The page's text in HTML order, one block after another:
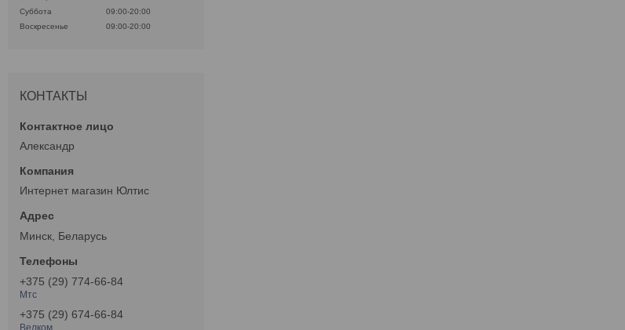
Суббота
09:00-20:00
Воскресенье
09:00-20:00
КОНТАКТЫ
Александр
Интернет магазин Юлтис
Минск, Беларусь
+375 (29) 774-66-84
Мтс
+375 (29) 674-66-84
Велком